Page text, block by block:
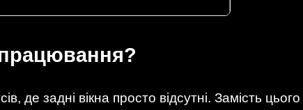
де задні вікна просто відсутні. Замість цього